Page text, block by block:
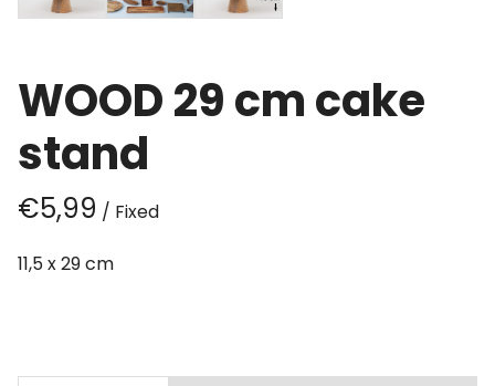
WOOD 29 cm cake
stand
/
11,5 x 29 cm